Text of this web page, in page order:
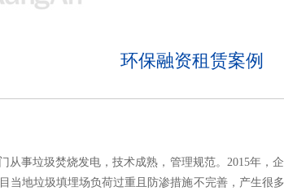
环保融资租赁案例
事垃圾焚烧发电，技术成熟，管理规范。2015年，
当地垃圾填埋场负荷过重且防渗措施不完善，产生很